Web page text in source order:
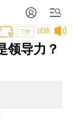
试听
T中
领导力？